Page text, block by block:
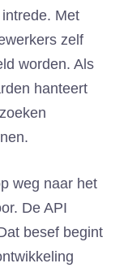
Met
zelf
worden. Als
hanteert
weg naar het
De API
besef begint